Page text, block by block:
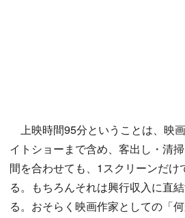
上映時間95分ということは、映
イトショーまで含め、客出し・清
間を合わせても、1スクリーンだけ
る。もちろんそれは興行収入に直
る。おそらく映画作家としての「